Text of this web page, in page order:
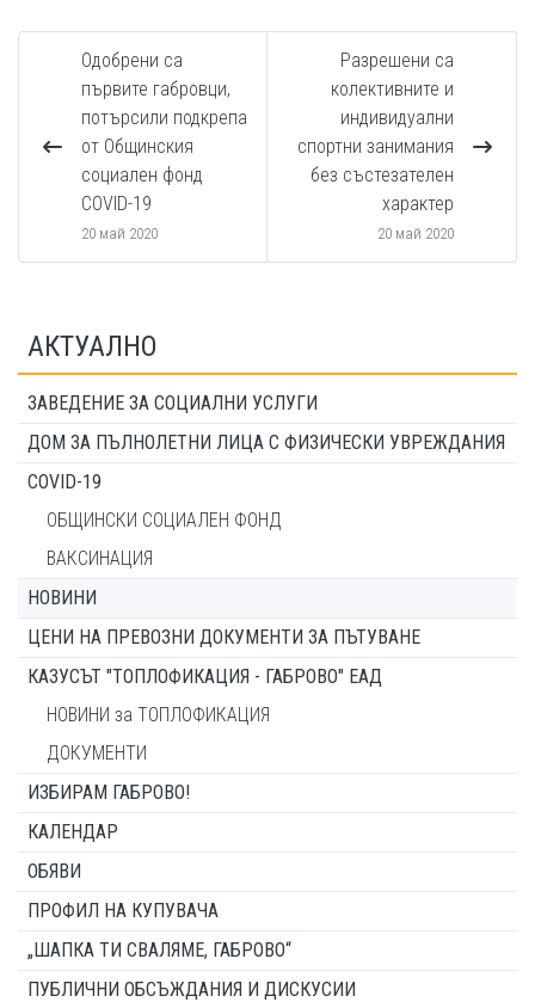
Одобрени са
първите габровци,
потърсили подкрепа
от Общинския
социален фонд
COVID-19
20 май 2020
Разрешени са
колективните и
индивидуални
спортни занимания
без състезателен
характер
20 май 2020
АКТУАЛНО
ЗАВЕДЕНИЕ ЗА СОЦИАЛНИ УСЛУГИ
ДОМ ЗА ПЪЛНОЛЕТНИ ЛИЦА С ФИЗИЧЕСКИ УВРЕЖДАНИЯ
COVID-19
ОБЩИНСКИ СОЦИАЛЕН ФОНД
ВАКСИНАЦИЯ
НОВИНИ
ЦЕНИ НА ПРЕВОЗНИ ДОКУМЕНТИ ЗА ПЪТУВАНЕ
КАЗУСЪТ "ТОПЛОФИКАЦИЯ - ГАБРОВО" ЕАД
НОВИНИ за ТОПЛОФИКАЦИЯ
ДОКУМЕНТИ
ИЗБИРАМ ГАБРОВО!
КАЛЕНДАР
ОБЯВИ
ПРОФИЛ НА КУПУВАЧА
„ШАПКА ТИ СВАЛЯМЕ, ГАБРОВО“
ПУБЛИЧНИ ОБСЪЖДАНИЯ И ДИСКУСИИ